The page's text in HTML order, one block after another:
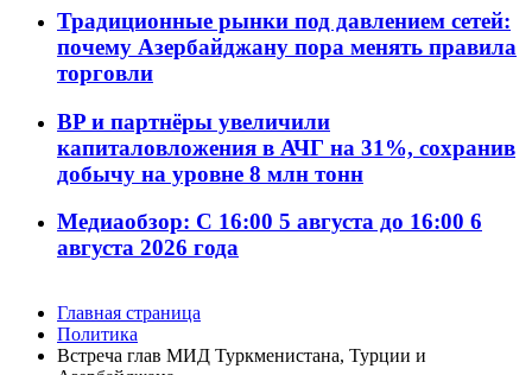
Традиционные рынки под давлением сетей:
почему Азербайджану пора менять правила
торговли
BP и партнёры увеличили
капиталовложения в АЧГ на 31%, сохранив
добычу на уровне 8 млн тонн
Медиаобзор: С 16:00 5 августа до 16:00 6
августа 2026 года
Главная страница
Политика
Встреча глав МИД Туркменистана, Турции и